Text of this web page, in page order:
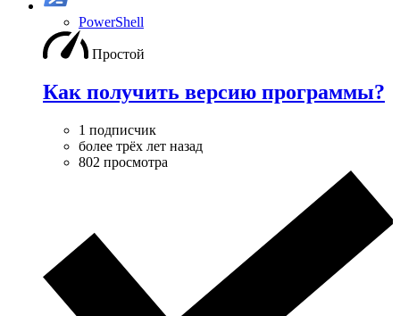
PowerShell
Простой
Как получить версию программы?
1 подписчик
более трёх лет назад
802 просмотра